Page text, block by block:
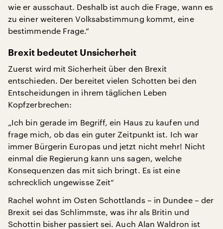
wie er ausschaut. Deshalb ist auch die Frage, wann es
zu einer weiteren Volksabstimmung kommt, eine
bestimmende Frage.“
Brexit bedeutet Unsicherheit
Zuerst wird mit Sicherheit über den Brexit
entschieden. Der bereitet vielen Schotten bei den
Entscheidungen in ihrem täglichen Leben
Kopfzerbrechen:
„Ich bin gerade im Begriff, ein Haus zu kaufen und
frage mich, ob das ein guter Zeitpunkt ist. Ich war
immer Bürgerin Europas und jetzt nicht mehr! Nicht
einmal die Regierung kann uns sagen, welche
Konsequenzen das mit sich bringt. Es ist eine
schrecklich ungewisse Zeit“
Rachel wohnt im Osten Schottlands – in Dundee – der
Brexit sei das Schlimmste, was ihr als Britin und
Schottin bisher passiert sei. Auch Alan Waldron ist